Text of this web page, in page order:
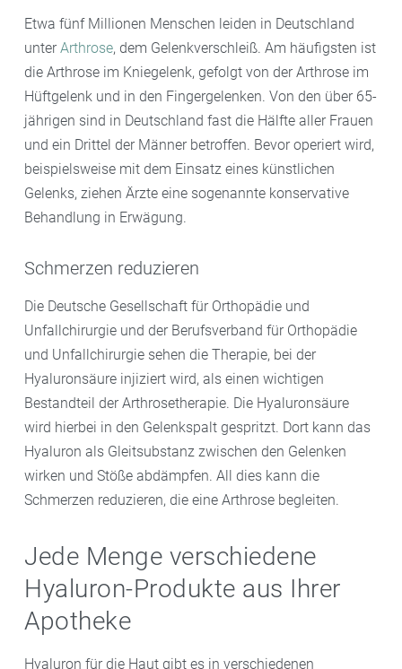
Etwa fünf Millionen Menschen leiden in Deutschland
unter Arthrose, dem Gelenkverschleiß. Am häufigsten ist
die Arthrose im Kniegelenk, gefolgt von der Arthrose im
Hüftgelenk und in den Fingergelenken. Von den über 65-
jährigen sind in Deutschland fast die Hälfte aller Frauen
und ein Drittel der Männer betroffen. Bevor operiert wird,
beispielsweise mit dem Einsatz eines künstlichen
Gelenks, ziehen Ärzte eine sogenannte konservative
Behandlung in Erwägung.
Schmerzen reduzieren
Die Deutsche Gesellschaft für Orthopädie und
Unfallchirurgie und der Berufsverband für Orthopädie
und Unfallchirurgie sehen die Therapie, bei der
Hyaluronsäure injiziert wird, als einen wichtigen
Bestandteil der Arthrosetherapie. Die Hyaluronsäure
wird hierbei in den Gelenkspalt gespritzt. Dort kann das
Hyaluron als Gleitsubstanz zwischen den Gelenken
wirken und Stöße abdämpfen. All dies kann die
Schmerzen reduzieren, die eine Arthrose begleiten.
Jede Menge verschiedene
Hyaluron-Produkte aus Ihrer
Apotheke
Hyaluron für die Haut gibt es in verschiedenen